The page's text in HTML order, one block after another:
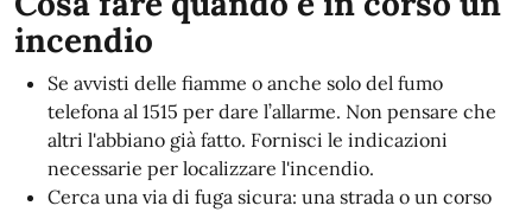
incendio
Se avvisti delle fiamme o anche solo del fumo
telefona al 1515 per dare l’allarme. Non pensare che
altri l'abbiano già fatto. Fornisci le indicazioni
necessarie per localizzare l'incendio.
Cerca una via di fuga sicura: una strada o un corso